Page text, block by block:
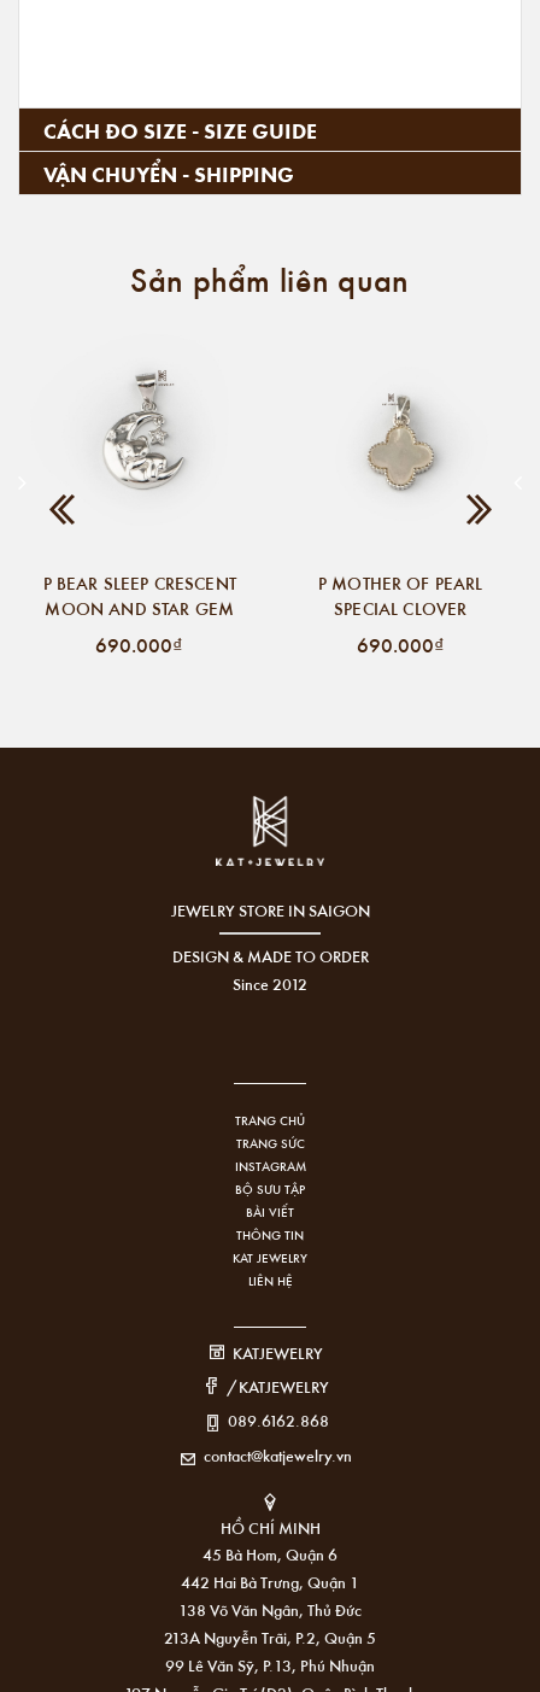
CÁCH ĐO SIZE - SIZE GUIDE
VẬN CHUYỂN - SHIPPING
Sản phẩm liên quan
P BEAR SLEEP CRESCENT
MOON AND STAR GEM
690.000₫
P MOTHER OF PEARL
SPECIAL CLOVER
690.000₫
JEWELRY STORE IN SAIGON
DESIGN & MADE TO ORDER
Since 2012
TRANG CHỦ
TRANG SỨC
INSTAGRAM
BỘ SƯU TẬP
BÀI VIẾT
THÔNG TIN
KAT JEWELRY
LIÊN HỆ
KATJEWELRY
/KATJEWELRY
089.6162.868
contact@katjewelry.vn
HỒ CHÍ MINH
45 Bà Hom, Quận 6
442 Hai Bà Trưng, Quận 1
138 Võ Văn Ngân, Thủ Đức
213A Nguyễn Trãi, P.2, Quận 5
99 Lê Văn Sỹ, P.13, Phú Nhuận